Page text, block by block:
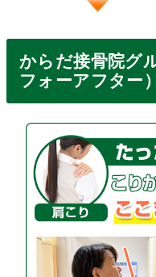
からだ接骨院グ
フォーアフター）